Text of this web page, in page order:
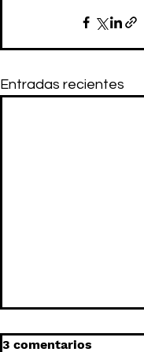
Entradas recientes
3 comentarios